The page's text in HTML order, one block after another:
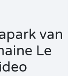
van
Le